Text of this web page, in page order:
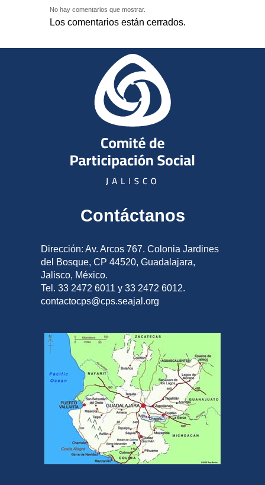
No hay comentarios que mostrar.
Los comentarios están cerrados.
Contáctanos
Dirección: Av. Arcos 767. Colonia Jardines
del Bosque, CP 44520, Guadalajara,
Jalisco, México.
Tel. 33 2472 6011 y 33 2472 6012.
contactocps@cps.seajal.org